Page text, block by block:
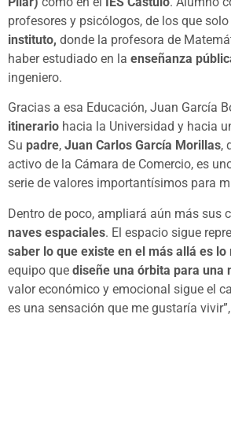
profesores y psicólogos, de los que solo
instituto, donde la profesora de
haber estudiado en la enseñanza
ingeniero.
Gracias a esa Educación, Juan García
itinerario hacia la Universidad y hacia
Su padre, Juan Carlos García Morillas,
activo de la Cámara de Comercio, es
serie de valores importantísimos para
Dentro de poco, ampliará aún más sus
naves espaciales. El espacio sigue
saber lo que existe en el más allá es
equipo que diseñe una órbita para una
valor económico y emocional sigue el
es una sensación que me gustaría